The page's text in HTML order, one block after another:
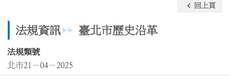
法規資訊 臺北市歷史沿革
keyboard_arrow_left 回上頁
法規類號
北市21－04－2025